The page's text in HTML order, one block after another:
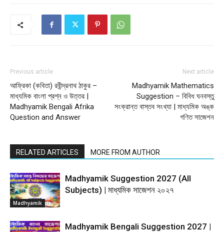
Previous article
আফ্রিকা (কবিতা) রবীন্দ্রনাথ ঠাকুর –
মাধ্যমিক বাংলা প্রশ্ন ও উত্তর |
Madhyamik Bengali Afrika
Question and Answer
Next article
Madhyamik Mathematics
Suggestion – বিবিধ ঘনবস্তু
সংক্রান্ত বাস্তব সংখ্যা | মাধ্যমিক অঙ্ক
গণিত সাজেশন
RELATED ARTICLES MORE FROM AUTHOR
Madhyamik
Madhyamik Suggestion 2027 (All
Subjects) | মাধ্যমিক সাজেশন ২০২৭
Madhyamik Bengali Suggestion 2027 |